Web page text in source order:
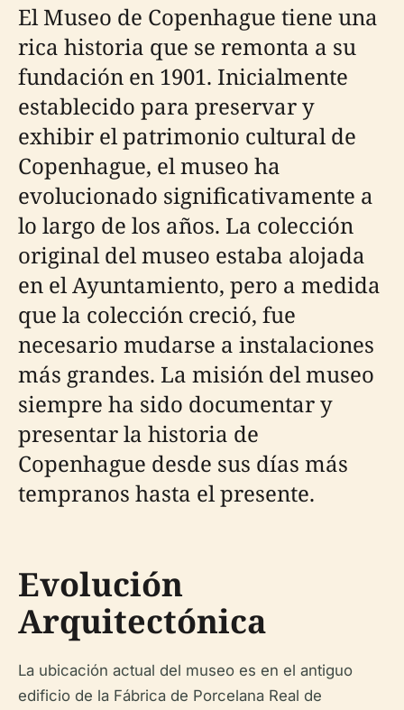
El Museo de Copenhague tiene una
rica historia que se remonta a su
fundación en 1901. Inicialmente
establecido para preservar y
exhibir el patrimonio cultural de
Copenhague, el museo ha
evolucionado significativamente a
lo largo de los años. La colección
original del museo estaba alojada
en el Ayuntamiento, pero a medida
que la colección creció, fue
necesario mudarse a instalaciones
más grandes. La misión del museo
siempre ha sido documentar y
presentar la historia de
Copenhague desde sus días más
tempranos hasta el presente.
Evolución
Arquitectónica
La ubicación actual del museo es en el antiguo
edificio de la Fábrica de Porcelana Real de